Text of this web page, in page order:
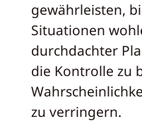
gewährleisten,
Situationen
durchdachter
die Kontrolle zu
zu verringern.